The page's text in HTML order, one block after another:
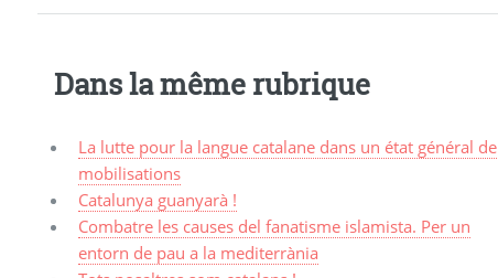
Dans la même rubrique
La lutte pour la langue catalane dans un état général de
mobilisations
Catalunya guanyarà !
Combatre les causes del fanatisme islamista. Per un
entorn de pau a la mediterrània